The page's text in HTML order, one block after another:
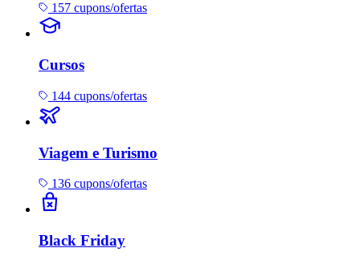
157 cupons/ofertas
Cursos
144 cupons/ofertas
Viagem e Turismo
136 cupons/ofertas
Black Friday